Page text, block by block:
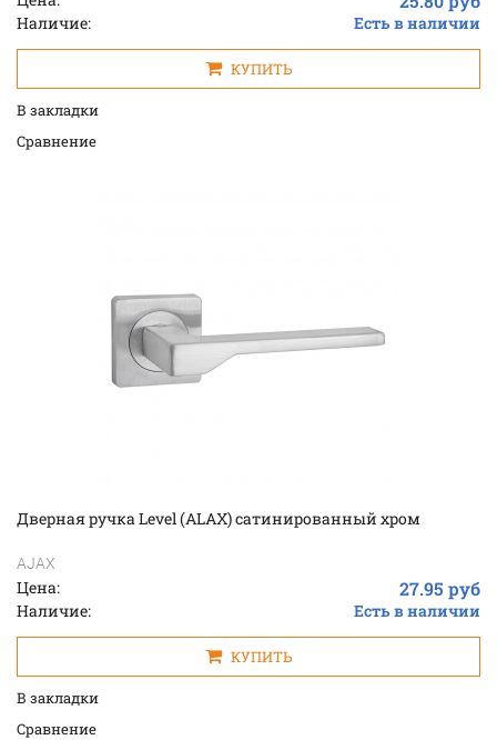
Наличие: Есть в наличии
КУПИТЬ
В закладки
Cравнение
Дверная ручка Level (ALAX) сатинированный хром
AJAX
Цена: 27.95 руб
Наличие: Есть в наличии
КУПИТЬ
В закладки
Cравнение